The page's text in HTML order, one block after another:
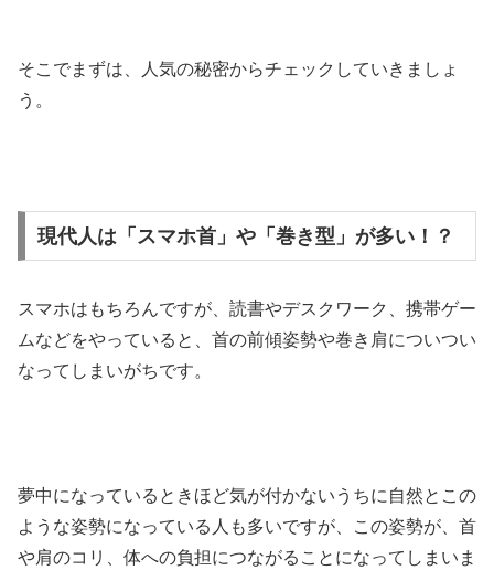
そこでまずは、人気の秘密からチェックしていきましょ
う。
現代人は「スマホ首」や「巻き型」が多い！？
スマホはもちろんですが、読書やデスクワーク、携帯ゲー
ムなどをやっていると、首の前傾姿勢や巻き肩についつい
なってしまいがちです。
夢中になっているときほど気が付かないうちに自然とこの
ような姿勢になっている人も多いですが、この姿勢が、首
や肩のコリ、体への負担につながることになってしまいま